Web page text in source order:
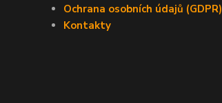
Ochrana osobních údajů (GDPR)
Kontakty